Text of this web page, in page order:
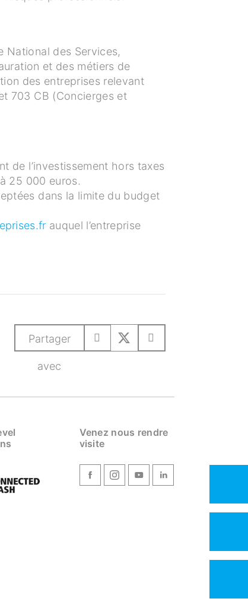
National des Services,
et des métiers de
des entreprises relevant
703 CB (Concierges et
de l’investissement hors taxes
25 000 euros.
dans la limite du budget
auquel l’entreprise
Partager
avec
Venez nous rendre
visite